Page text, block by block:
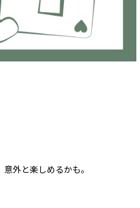
外と楽しめるかも。